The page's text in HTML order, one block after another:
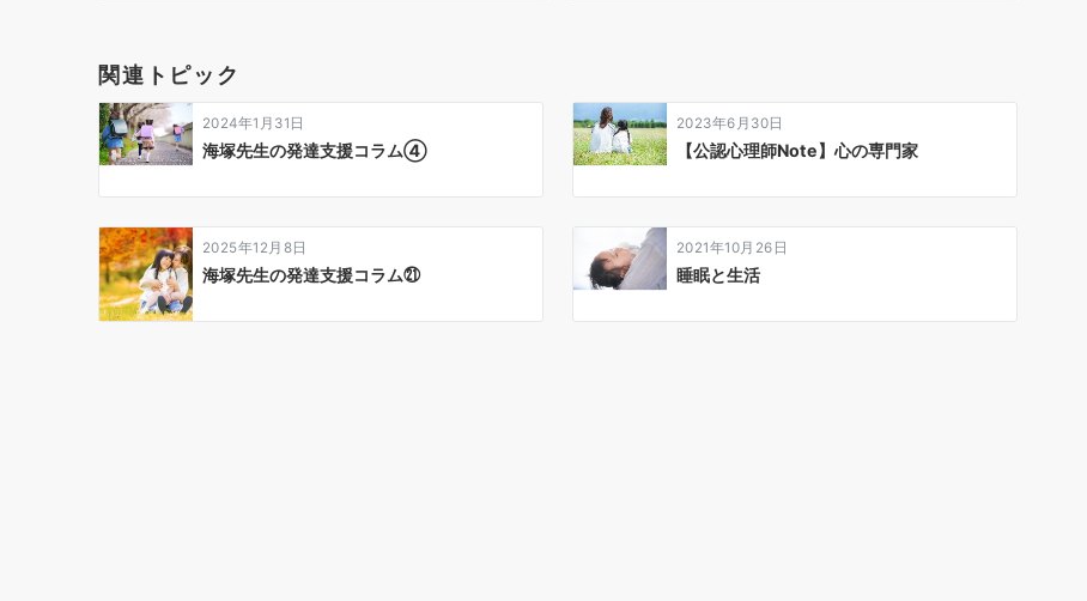
ゲ
ー
シ
ョ
ン
関連トピック
2024年1月31日
海塚先生の発達支援コラム④
2023年6月30日
【公認心理師Note】心の専門家
2025年12月8日
海塚先生の発達支援コラム㉑
2021年10月26日
睡眠と生活